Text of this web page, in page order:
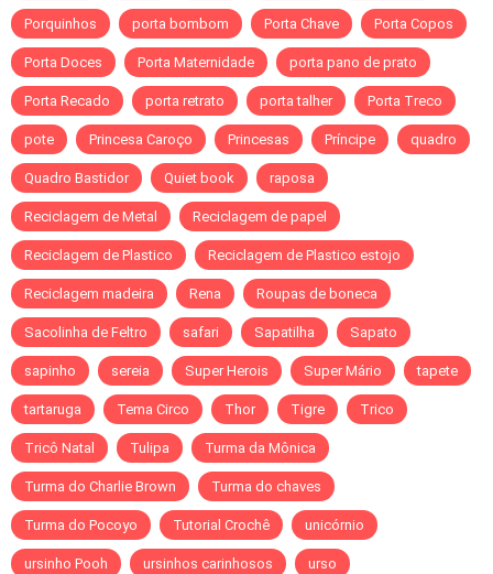
Porquinhos porta bombom Porta Chave Porta Copos
Porta Doces Porta Maternidade porta pano de prato
Porta Recado porta retrato porta talher Porta Treco
pote Princesa Caroço Princesas Príncipe quadro
Quadro Bastidor Quiet book raposa
Reciclagem de Metal Reciclagem de papel
Reciclagem de Plastico Reciclagem de Plastico estojo
Reciclagem madeira Rena Roupas de boneca
Sacolinha de Feltro safari Sapatilha Sapato
sapinho sereia Super Herois Super Mário tapete
tartaruga Tema Circo Thor Tigre Trico
Tricô Natal Tulipa Turma da Mônica
Turma do Charlie Brown Turma do chaves
Turma do Pocoyo Tutorial Crochê unicórnio
ursinho Pooh ursinhos carinhosos urso